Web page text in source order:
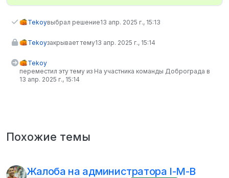
Tekoyвыбрал решение13 апр. 2025 г., 15:13
Tekoyзакрывает тему13 апр. 2025 г., 15:14
Tekoy
переместил эту тему из На участника команды Доброграда в
13 апр. 2025 г., 15:14
Похожие темы
Жалоба на администратора I-M-B